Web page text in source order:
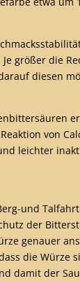
größer die
diesen
von
leichter
und
der
genauer
die Würze
damit der